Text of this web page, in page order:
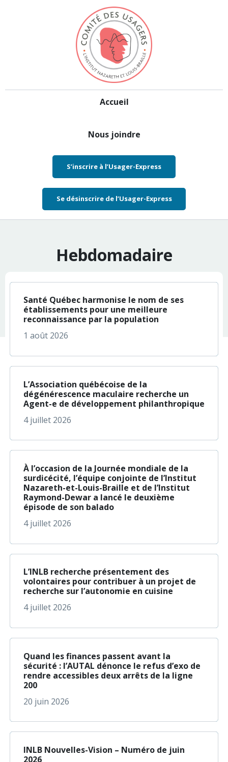
Accueil
Nous joindre
S’inscrire à l’Usager-Express
Se désinscrire de l’Usager-Express
Hebdomadaire
Santé Québec harmonise le nom de ses
établissements pour une meilleure
reconnaissance par la population
1 août 2026
En savoir plusà propos de Santé
L’Association québécoise de la
dégénérescence maculaire recherche un
Agent-e de développement philanthropique
4 juillet 2026
En savoir plusà propos de
À l’occasion de la Journée mondiale de la
surdicécité, l’équipe conjointe de l’Institut
Nazareth-et-Louis-Braille et de l’Institut
Raymond-Dewar a lancé le deuxième
épisode de son balado
4 juillet 2026
à propos de À
L’INLB recherche présentement des
volontaires pour contribuer à un projet de
recherche sur l’autonomie en cuisine
4 juillet 2026
En savoir plusà propos de
Quand les finances passent avant la
sécurité : l’AUTAL dénonce le refus d’exo de
rendre accessibles deux arrêts de la ligne
200
20 juin 2026
En savoir plusà propos de Quand
INLB Nouvelles-Vision – Numéro de juin
2026
à propos de INLB